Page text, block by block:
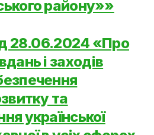
району»»
28.06.2024 «Про
i заходiв
та
української